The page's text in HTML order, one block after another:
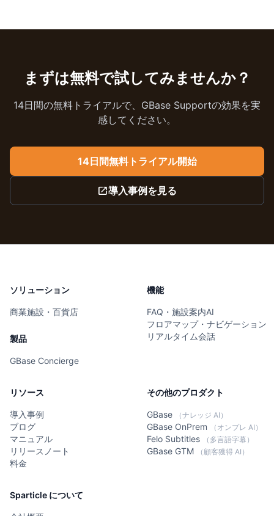
まずは無料で試してみませんか？
14日間の無料トライアルで、GBase Supportの効果を実
感してください。
14日間無料トライアル開始
open_in_new導入事例を見る
ソリューション
商業施設・百貨店
製品
GBase Concierge
機能
FAQ・施設案内AI
フロアマップ・ナビゲーション
リアルタイム会話
リソース
導入事例
ブログ
マニュアル
リリースノート
料金
その他のプロダクト
GBase （ナレッジ AI）
GBase OnPrem （オンプレ AI）
Felo Subtitles （多言語字幕）
GBase GTM （顧客獲得 AI）
Sparticle について